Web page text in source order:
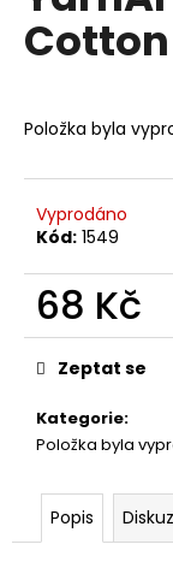
0,0
z
Cotton
Položka byla
Vyprodáno
Kód: 1549
68 Kč
Měrná
cena:
Kategorie:
Položka byla
Zeptat se
Popis
a
j
t
D
o
p
č